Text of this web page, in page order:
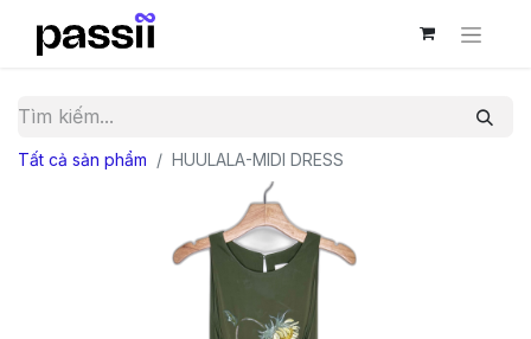
Tất cả sản phẩm HUULALA-MIDI DRESS